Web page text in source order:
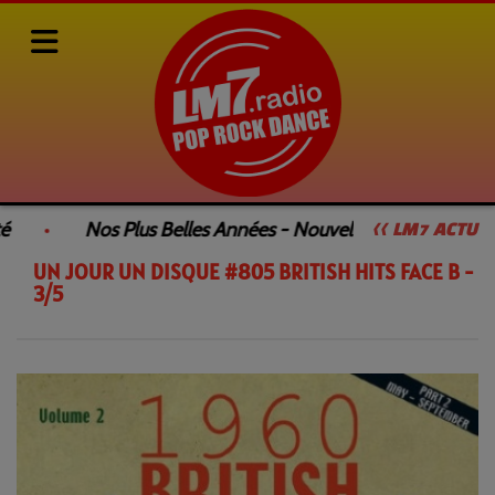
<< LM7 ACTU
Nos Plus Belles Années - Nouvelle Émission
Rediffusions de nos émissions UN JOUR UN DISQUE
UN JOUR UN DISQUE #805 BRITISH HITS FACE B -
3/5